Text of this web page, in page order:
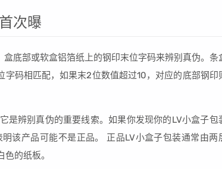
次曝
底部或软盒铝箔纸上的钢印末位字码来辨别真伪。条
码相匹配，如果末2位数值超过10，对应的底部钢印
是辨别真伪的重要线索。如果你发现你的LV小盒子包
该产品可能不是正品。 正品LV小盒子包装通常由两
的纸板。